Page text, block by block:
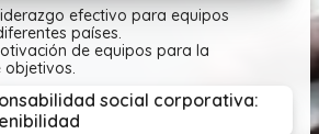
efectivo para equipos
países.
de equipos para la
objetivos.
social corporativa: